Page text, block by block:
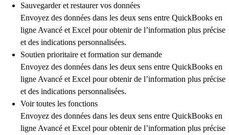
Sauvegarder et restaurer vos données
Envoyez des données dans les deux sens entre QuickBooks en
ligne Avancé et Excel pour obtenir de l’information plus précise
et des indications personnalisées.
Soutien prioritaire et formation sur demande
Envoyez des données dans les deux sens entre QuickBooks en
ligne Avancé et Excel pour obtenir de l’information plus précise
et des indications personnalisées.
Voir toutes les fonctions
Envoyez des données dans les deux sens entre QuickBooks en
ligne Avancé et Excel pour obtenir de l’information plus précise